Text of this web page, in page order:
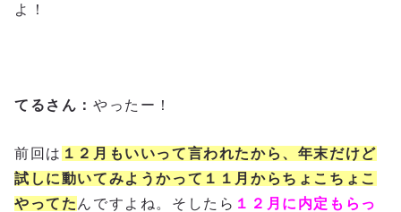
よ！
てるさん： やったー！
前回は １２月もいいって言われたから、年末だけど
試しに動いてみようかって１１月からちょこちょこ
やってた んですよね。そしたら １２月に内定もらっ